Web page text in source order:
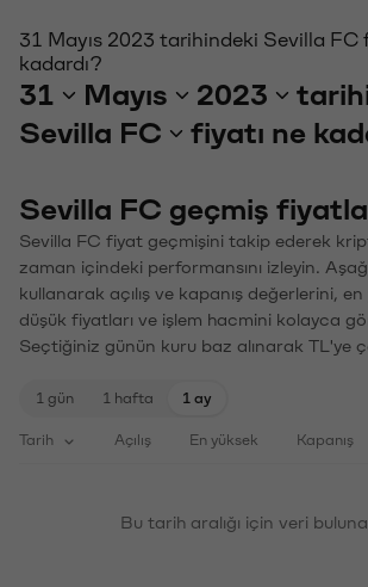
31 Mayıs 2023 tarihindeki Sevilla FC
kadardı?
31 Mayıs 2023
Sevilla FC
fiyatı ne
Sevilla FC geçmiş
Sevilla FC fiyat geçmişini takip ederek
zaman içindeki performansını izleyin.
kullanarak açılış ve kapanış değerlerini,
düşük fiyatları ve işlem hacmini kolayca
Seçtiğiniz günün kuru baz alınarak TL'ye
1 gün 1 hafta 1 ay
Tarih Açılış En yüksek Kapanış
Bu tarih aralığı için veri